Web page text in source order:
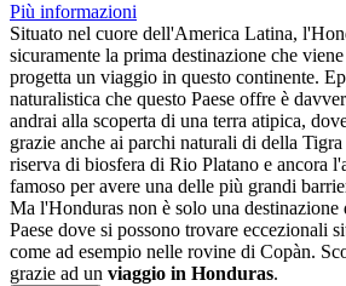
Più informazioni
Situato nel cuore dell'America Latina,
sicuramente la prima destinazione che
progetta un viaggio in questo continente.
naturalistica che questo Paese offre è
andrai alla scoperta di una terra atipica,
grazie anche ai parchi naturali di della
riserva di biosfera di Rio Platano e ancora
famoso per avere una delle più grandi
Ma l'Honduras non è solo una destinazione
Paese dove si possono trovare eccezionali
come ad esempio nelle rovine di Copàn.
grazie ad un viaggio in Honduras.